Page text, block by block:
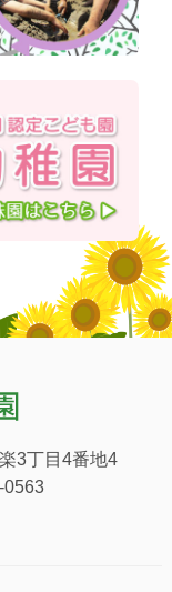
3丁目4番地4
0563